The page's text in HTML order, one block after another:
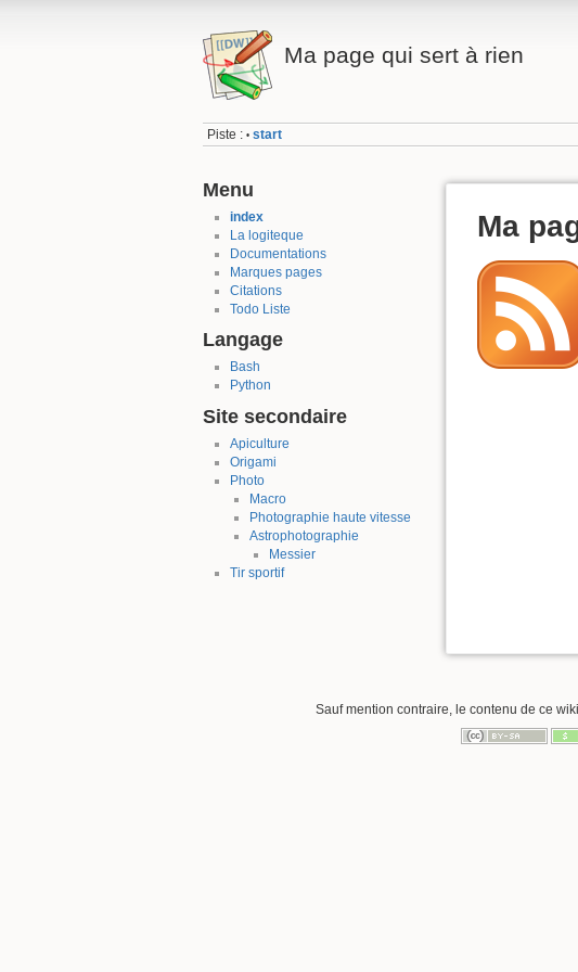
Ma page qui sert à rien
Piste : • start
Menu
index
La logiteque
Documentations
Marques pages
Citations
Todo Liste
Langage
Bash
Python
Site secondaire
Apiculture
Origami
Photo
Macro
Photographie haute vitesse
Astrophotographie
Messier
Tir sportif
Ma
Sauf mention contraire, le contenu de ce